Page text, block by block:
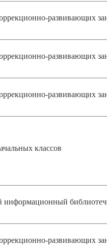
развивающих
развивающих
развивающих
классов
развивающих